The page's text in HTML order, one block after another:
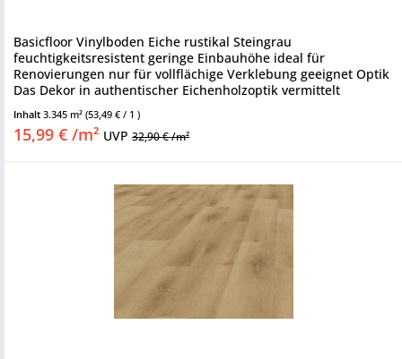
Basicfloor Vinylboden Eiche rustikal Steingrau
feuchtigkeitsresistent geringe Einbauhöhe ideal für
Renovierungen nur für vollflächige Verklebung geeignet Optik
Das Dekor in authentischer Eichenholzoptik vermittelt
fühlbare Wärme und...
Inhalt 3.345 m² (53,49 € / 1 )
15,99 € /m² UVP 32,90 € /m²